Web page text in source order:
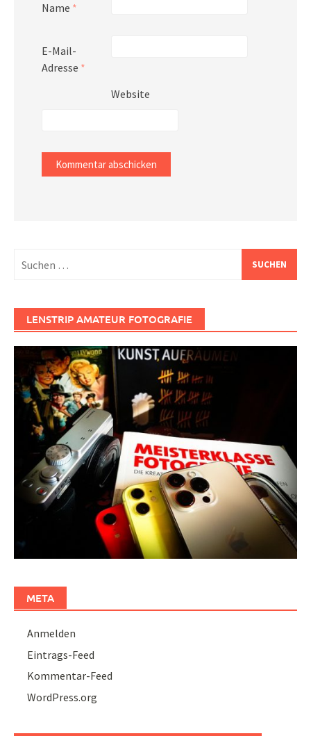
Name *
E-Mail-
Adresse *
Website
nach:
LENSTRIP AMATEUR FOTOGRAFIE
META
Anmelden
Eintrags-Feed
Kommentar-Feed
WordPress.org